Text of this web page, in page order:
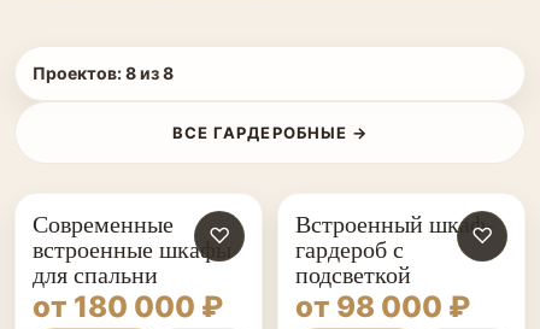
Проектов:8из8
ВСЕ ГАРДЕРОБНЫЕ →
♡
Современные
встроенные шкафы
для спальни
от 180 000 ₽
♡
Встроенный шкаф-
гардероб с
подсветкой
от 98 000 ₽